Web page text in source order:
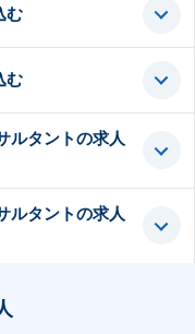
む
む
ルタントの求人
ルタントの求人